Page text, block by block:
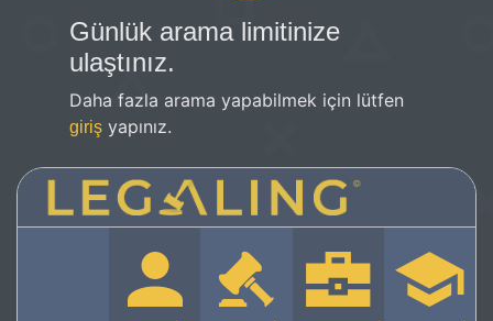
Günlük arama limitinize
ulaştınız.
Daha fazla arama yapabilmek için lütfen
giriş yapınız.